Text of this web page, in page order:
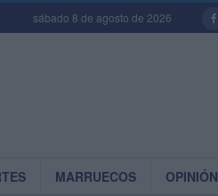
sábado 8 de agosto de 2026
MARRUECOS OPINIÓN